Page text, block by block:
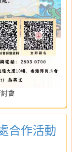
會
合作活動